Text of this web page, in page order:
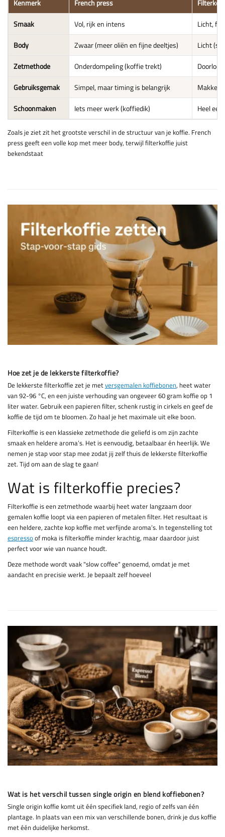
Kenmerk French press
Smaak
Vol, rijk en intens
Licht,
Body
Zwaar (meer oliën en fijne deeltjes)
Licht
Zetmethode
Onderdompeling (koffie trekt)
Gebruiksgemak
Simpel, maar timing is belangrijk
Schoonmaken
Iets meer werk (koffiedik) Heel
Zoals je ziet zit het grootste verschil in de structuur van je koffie. French
press geeft een volle kop met meer body, terwijl filterkoffie juist
bekendstaat
Hoe zet je de lekkerste filterkoffie?
De lekkerste filterkoffie zet je metversgemalen koffiebonen, heet water
van 92-96 °C, en een juiste verhouding van ongeveer 60 gram koffie op 1
liter water. Gebruik een papieren filter, schenk rustig in cirkels en geef de
koffie de tijd om te bloomen. Zo haal je het maximale uit elke boon.
Filterkoffie is een klassieke zetmethode die geliefd is om zijn zachte
smaak en heldere aroma’s. Het is eenvoudig, betaalbaar én heerlijk. We
nemen je stap voor stap mee zodat jij zelf thuis de lekkerste filterkoffie
zet. Tijd om aan de slag te gaan!
Wat is filterkoffie precies?
Filterkoffie is een zetmethode waarbij heet water langzaam door
gemalen koffie loopt via een papieren of metalen filter. Het resultaat is
een heldere, zachte kop koffie met verfijnde aroma’s. In tegenstelling tot
espressoof moka is filterkoffie minder krachtig, maar daardoor juist
perfect voor wie van nuance houdt.
Deze methode wordt vaak "slow coffee" genoemd, omdat je met
aandacht en precisie werkt. Je bepaalt zelf hoeveel
Wat is het verschil tussen single origin en blend koffiebonen?
Single origin koffie komt uit één specifiek land, regio of zelfs van één
plantage. In plaats van een mix van verschillende bonen, drink je dus koffie
met één duidelijke herkomst.